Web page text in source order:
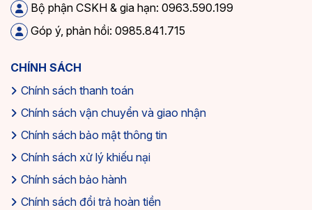
Bộ phận CSKH & gia hạn: 0963.590.199
Góp ý, phản hồi: 0985.841.715
CHÍNH SÁCH
Chính sách thanh toán
Chính sách vận chuyển và giao nhận
Chính sách bảo mật thông tin
Chính sách xử lý khiếu nại
Chính sách bảo hành
Chính sách đổi trả hoàn tiền